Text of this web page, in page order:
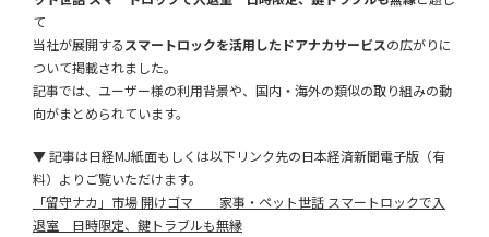
て
当社が展開する スマートロックを活用したドアナカサービスの広がりに
ついて掲載されました。
記事では、ユーザー様の利用背景や、国内・海外の類似の取り組みの動
向がまとめられています。
▼ 記事は日経MJ紙面もしくは以下リンク先の日本経済新聞電子版（有
料）よりご覧いただけます。
「留守ナカ」市場 開けゴマ 家事・ペット世話 スマートロックで入
退室 日時限定、鍵トラブルも無縁